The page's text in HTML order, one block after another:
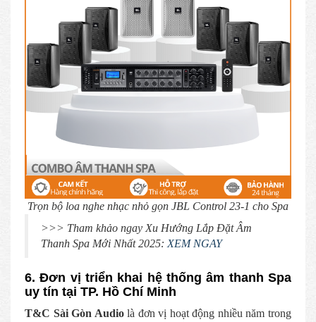
Trọn bộ loa nghe nhạc nhỏ gọn JBL Control 23-1 cho Spa
>>> Tham khảo ngay Xu Hướng Lắp Đặt Âm
Thanh Spa Mới Nhất 2025: XEM NGAY
6. Đơn vị triển khai hệ thống âm thanh Spa
uy tín tại TP. Hồ Chí Minh
T&C Sài Gòn Audiolà đơn vị hoạt động nhiều năm trong